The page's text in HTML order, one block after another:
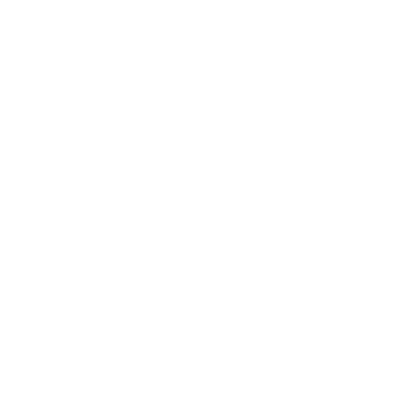
Arasa. Leia nossos conteúdos!
Arasa. Leia nossos conteúdos!